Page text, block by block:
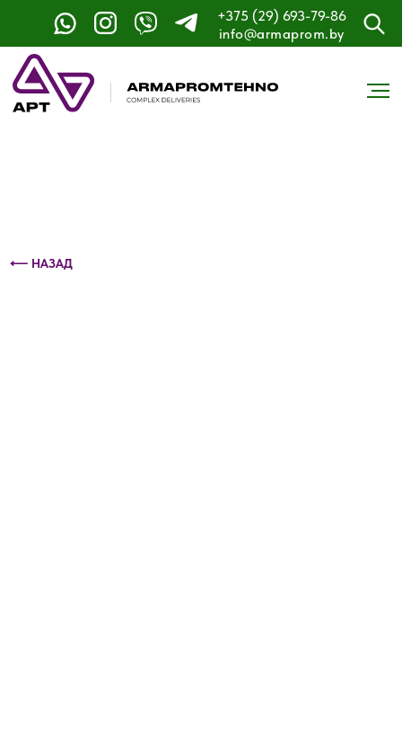
+375 (29) 693-79-86
info@armaprom.by
Контактный телефон: +375 (29) 693-79-86
⟵ НАЗАД